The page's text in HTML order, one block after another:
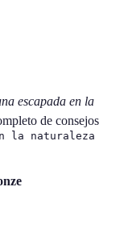
escapada en la
de consejos
la naturaleza